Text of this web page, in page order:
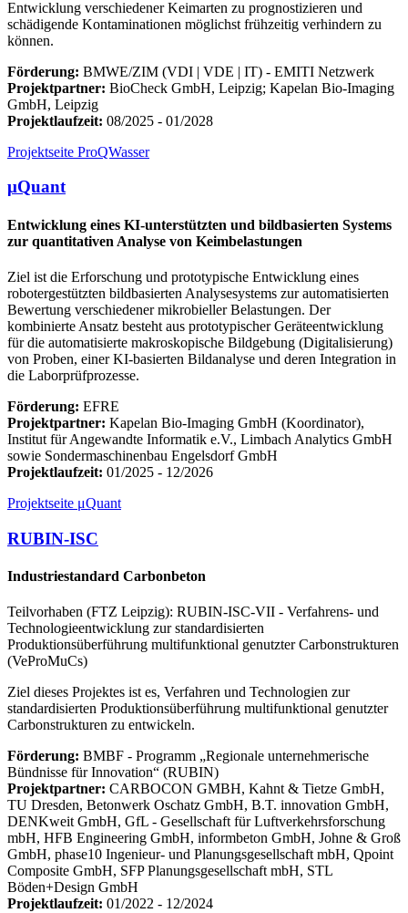
Entwicklung verschiedener Keimarten zu prognostizieren und
schädigende Kontaminationen möglichst frühzeitig verhindern zu
können.
Förderung: BMWE/ZIM (VDI | VDE | IT) - EMITI Netzwerk
Projektpartner: BioCheck GmbH, Leipzig; Kapelan Bio-Imaging
GmbH, Leipzig
Projektlaufzeit: 08/2025 - 01/2028
Projektseite ProQWasser
μQuant
Entwicklung eines KI-unterstützten und bildbasierten Systems
zur quantitativen Analyse von Keimbelastungen
Ziel ist die Erforschung und prototypische Entwicklung eines
robotergestützten bildbasierten Analysesystems zur automatisierten
Bewertung verschiedener mikrobieller Belastungen. Der
kombinierte Ansatz besteht aus prototypischer Geräteentwicklung
für die automatisierte makroskopische Bildgebung (Digitalisierung)
von Proben, einer KI-basierten Bildanalyse und deren Integration in
die Laborprüfprozesse.
Förderung: EFRE
Projektpartner: Kapelan Bio-Imaging GmbH (Koordinator),
Institut für Angewandte Informatik e.V., Limbach Analytics GmbH
sowie Sondermaschinenbau Engelsdorf GmbH
Projektlaufzeit: 01/2025 - 12/2026
Projektseite μQuant
RUBIN-ISC
Industriestandard Carbonbeton
Teilvorhaben (FTZ Leipzig): RUBIN-ISC-VII - Verfahrens- und
Technologieentwicklung zur standardisierten
Produktionsüberführung multifunktional genutzter Carbonstrukturen
(VeProMuCs)
Ziel dieses Projektes ist es, Verfahren und Technologien zur
standardisierten Produktionsüberführung multifunktional genutzter
Carbonstrukturen zu entwickeln.
Förderung: BMBF ‐ Programm „Regionale unternehmerische
Bündnisse für Innovation“ (RUBIN)
Projektpartner: CARBOCON GMBH, Kahnt & Tietze GmbH,
TU Dresden, Betonwerk Oschatz GmbH, B.T. innovation GmbH,
DENKweit GmbH, GfL - Gesellschaft für Luftverkehrsforschung
mbH, HFB Engineering GmbH, informbeton GmbH, Johne & Groß
GmbH, phase10 Ingenieur- und Planungsgesellschaft mbH, Qpoint
Composite GmbH, SFP Planungsgesellschaft mbH, STL
Böden+Design GmbH
Projektlaufzeit: 01/2022 - 12/2024